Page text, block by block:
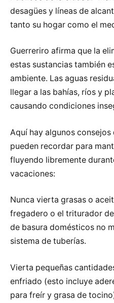
desagües y líneas de
tanto su hogar como el
Guerreriro afirma que la
estas sustancias también
ambiente. Las aguas
llegar a las bahías, ríos y
causando condiciones
Aquí hay algunos
pueden recordar para
fluyendo libremente
vacaciones:
Nunca vierta grasas o
fregadero o el triturador
de basura domésticos no
sistema de tuberías.
Vierta pequeñas
enfriado (esto incluye
para freír y grasa de